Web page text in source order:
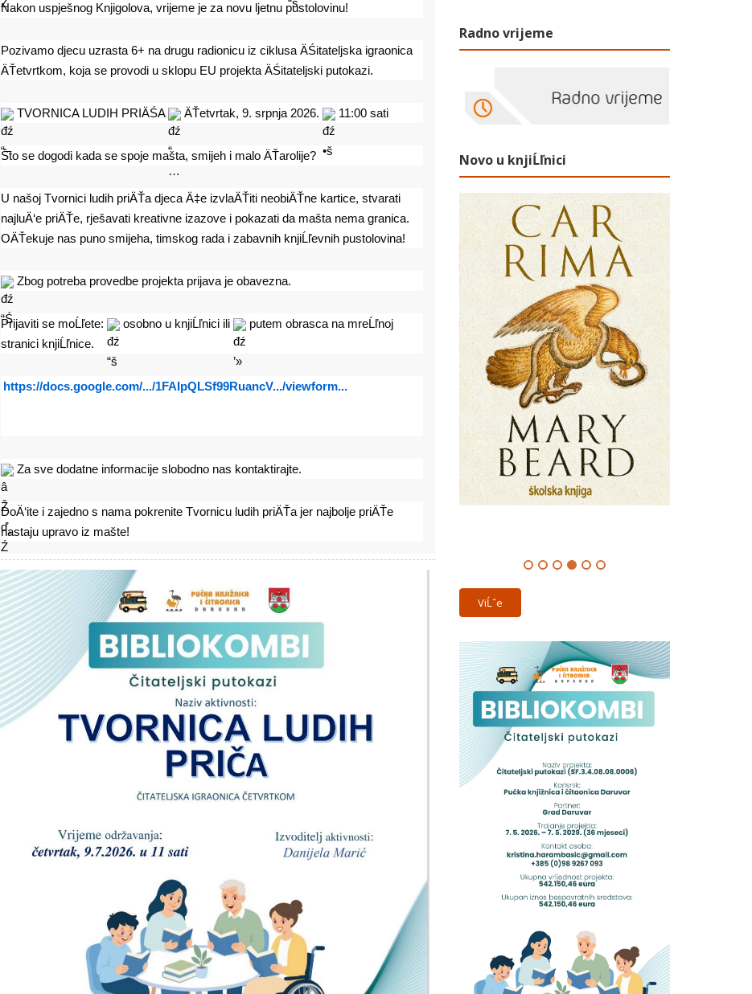
Nakon uspješnog Knjigolova, vrijeme je za novu ljetnu pustolovinu!
Pozivamo djecu uzrasta 6+ na drugu radionicu iz ciklusa ÄŚitateljska igraonica
ÄŤetvrtkom, koja se provodi u sklopu EU projekta ÄŚitateljski putokazi.
TVORNICA LUDIH PRIÄŚA ÄŤetvrtak, 9. srpnja 2026. 11:00 sati
Što se dogodi kada se spoje mašta, smijeh i malo ÄŤarolije?
U našoj Tvornici ludih priÄŤa djeca Ä‡e izvlaÄŤiti neobiÄŤne kartice, stvarati
najluÄ‘e priÄŤe, rješavati kreativne izazove i pokazati da mašta nema granica.
OÄŤekuje nas puno smijeha, timskog rada i zabavnih knjiĹľevnih pustolovina!
Zbog potreba provedbe projekta prijava je obavezna.
Prijaviti se moĹľete: osobno u knjiĹľnici ili
putem obrasca na mreĹľnoj
stranici knjiĹľnice.
https://docs.google.com/.../1FAIpQLSf99RuancV.../viewform...
Za sve dodatne informacije slobodno nas kontaktirajte.
DoÄ‘ite i zajedno s nama pokrenite Tvornicu ludih priÄŤa jer najbolje priÄŤe
nastaju upravo iz mašte!
Radno vrijeme
Novo u knjiĹľnici
ViĹˇe